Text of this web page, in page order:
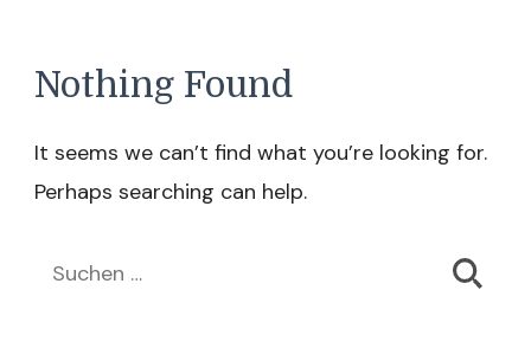
Nothing Found
It seems we can’t find what you’re looking for.
Perhaps searching can help.
Suchen